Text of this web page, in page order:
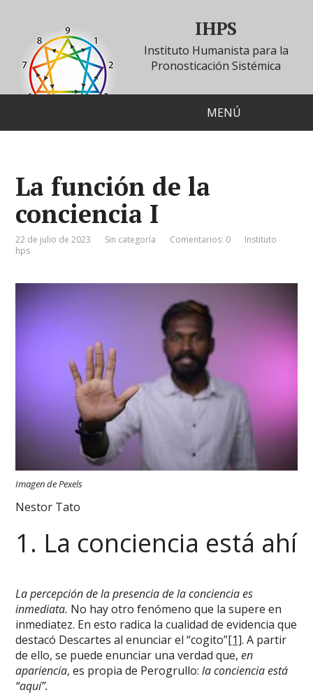
IHPS
Instituto Humanista para la
Pronosticación Sistémica
MENÚ
La función de la
conciencia I
22 de julio de 2023 Sin categoría Comentarios: 0
Instituto
hps
Imagen de Pexels
Nestor Tato
1. La conciencia está ahí
La percepción de la presencia de la conciencia es
inmediata. No hay otro fenómeno que la supere en
inmediatez. En esto radica la cualidad de evidencia que
destacó Descartes al enunciar el “cogito”[1]. A partir
de ello, se puede enunciar una verdad que,en
apariencia, es propia de Perogrullo:la conciencia está
“aquí”.